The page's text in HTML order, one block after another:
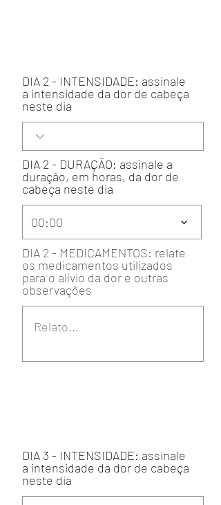
DIA 2 - INTENSIDADE: assinale
a intensidade da dor de cabeça
neste dia
DIA 2 - DURAÇÃO: assinale a
duração, em horas, da dor de
cabeça neste dia
00:00
DIA 2 - MEDICAMENTOS: relate
os medicamentos utilizados
para o alívio da dor e outras
observações
DIA 3 - INTENSIDADE: assinale
a intensidade da dor de cabeça
neste dia